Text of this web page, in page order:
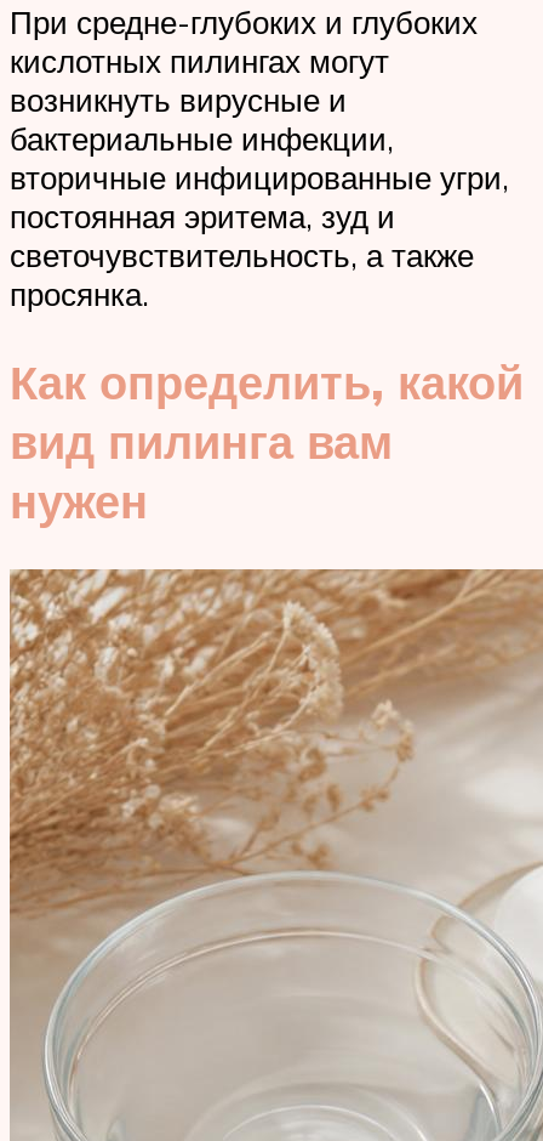
При средне-глубоких и глубоких
кислотных пилингах могут
возникнуть вирусные и
бактериальные инфекции,
вторичные инфицированные угри,
постоянная эритема, зуд и
светочувствительность, а также
просянка.
Как определить, какой
вид пилинга вам
нужен